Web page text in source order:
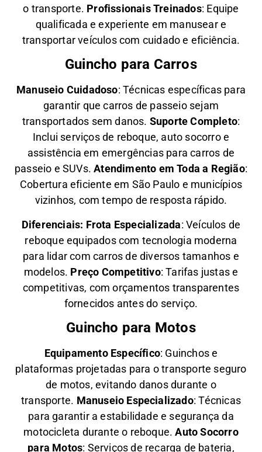
o transporte. Profissionais Treinados: Equipe
qualificada e experiente em manusear e
transportar veículos com cuidado e eficiência.
Guincho para Carros
Manuseio Cuidadoso: Técnicas específicas para
garantir que carros de passeio sejam
transportados sem danos. Suporte Completo:
Inclui serviços de reboque, auto socorro e
assistência em emergências para carros de
passeio e SUVs.Atendimento em Toda a Região:
Cobertura eficiente em São Paulo e municípios
vizinhos, com tempo de resposta rápido.
Diferenciais: Frota Especializada: Veículos de
reboque equipados com tecnologia moderna
para lidar com carros de diversos tamanhos e
modelos. Preço Competitivo: Tarifas justas e
competitivas, com orçamentos transparentes
fornecidos antes do serviço.
Guincho para Motos
Equipamento Específico: Guinchos e
plataformas projetadas para o transporte seguro
de motos, evitando danos durante o
transporte. Manuseio Especializado: Técnicas
para garantir a estabilidade e segurança da
motocicleta durante o reboque.Auto Socorro
para Motos: Serviços de recarga de bateria,